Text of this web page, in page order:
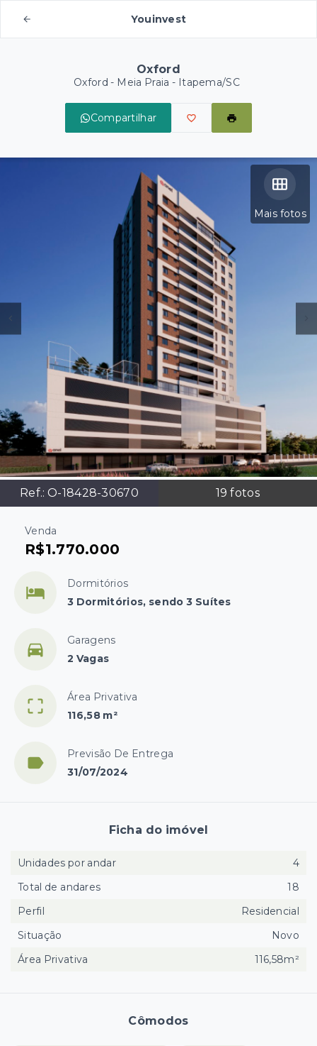
Youinvest
Oxford
Oxford - Meia Praia - Itapema/SC
Compartilhar
Mais fotos
Ref.:O-18428-30670 19 fotos
Venda
R$1.770.000
Dormitórios
3 Dormitórios, sendo 3 Suítes
Garagens
2 Vagas
Área Privativa
116,58 m²
Previsão De Entrega
31/07/2024
Cômodos
Ficha do imóvel
Unidades por andar
4
Total de andares
18
Perfil
Residencial
Situação
Novo
Área Privativa
116,58m²